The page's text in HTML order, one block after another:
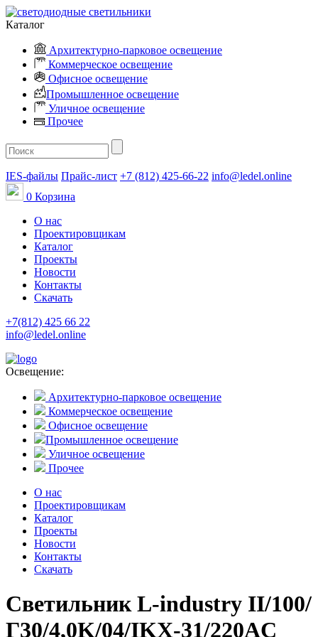
Каталог
Архитектурно-парковое освещение
Коммерческое освещение
Офисное освещение
Промышленное освещение
Уличное освещение
Прочее
IES-файлы Прайс-лист +7 (812) 425-66-22 info@ledel.online
0 Корзина
О нас
Проектировщикам
Каталог
Проекты
Новости
Контакты
Скачать
+7(812) 425 66 22
info@ledel.online
Освещение:
Архитектурно-парковое освещение
Коммерческое освещение
Офисное освещение
Промышленное освещение
Уличное освещение
Прочее
О нас
Проектировщикам
Каталог
Проекты
Новости
Контакты
Скачать
Светильник L-industry II/100/
Г30/4,0K/04/IKX-31/220AC